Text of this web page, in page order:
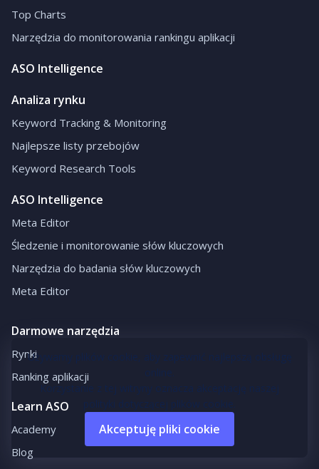
Top Charts
Narzędzia do monitorowania rankingu aplikacji
ASO Intelligence
Analiza rynku
Keyword Tracking & Monitoring
Najlepsze listy przebojów
Keyword Research Tools
ASO Intelligence
Meta Editor
Śledzenie i monitorowanie słów kluczowych
Narzędzia do badania słów kluczowych
Meta Editor
Darmowe narzędzia
Rynki
Ranking aplikacji
Learn ASO
Academy
Blog
Używamy plików cookie, aby zapewnić najlepszą obsługę
online.
Korzystanie z tej witryny oznacza akceptację naszej
polityki dotyczącej plików cookie.
Akceptuję pliki cookie